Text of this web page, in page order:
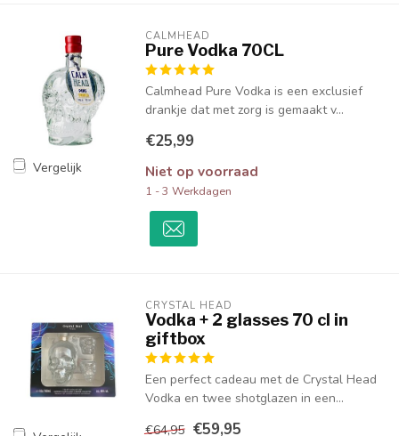
Vergelijk
CALMHEAD
Pure Vodka 70CL
Calmhead Pure Vodka is een exclusief
drankje dat met zorg is gemaakt v...
€25,99
Niet op voorraad
1 - 3 Werkdagen
CRYSTAL HEAD
Vodka + 2 glasses 70 cl in
giftbox
Een perfect cadeau met de Crystal Head
Vodka en twee shotglazen in een...
€64,95 €59,95